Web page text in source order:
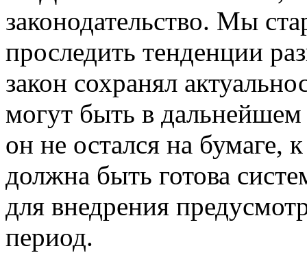
законодательство. Мы
проследить тенденции
закон сохранял
могут быть в
он не остался на бумаге,
должна быть готова
для внедрения
период.